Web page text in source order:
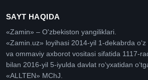
SAYT HAQIDA
«Zamin» – O'zbekiston yangiliklari.
«Zamin.uz» loyihasi 2014-yil 1-dekabrda
va ommaviy axborot vositasi sifatida 1117-
bilan 2016-yil 5-iyulda davlat roʻyxatidan
«ALLTEN» MChJ.